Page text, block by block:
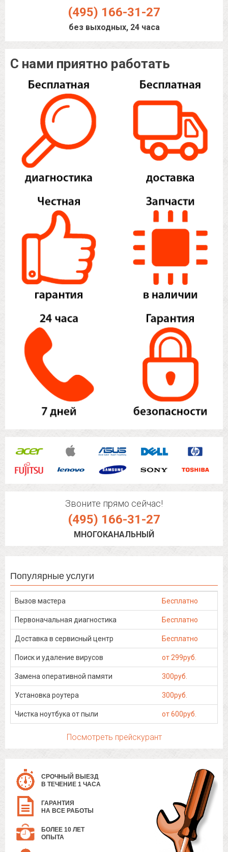
(495) 166-31-27
без выходных, 24 часа
С нами приятно работать
Звоните прямо сейчас!
(495) 166-31-27
МНОГОКАНАЛЬНЫЙ
Популярные услуги
Вызов мастера Бесплатно
Первоначальная диагностика Бесплатно
Доставка в сервисный центр Бесплатно
Поиск и удаление вирусов от 299руб.
Замена оперативной памяти 300руб.
Установка роутера 300руб.
Чистка ноутбука от пыли от 600руб.
Посмотреть прейскурант
СРОЧНЫЙ ВЫЕЗД
В ТЕЧЕНИЕ 1 ЧАСА
ГАРАНТИЯ
НА ВСЕ РАБОТЫ
БОЛЕЕ 10 ЛЕТ
ОПЫТА